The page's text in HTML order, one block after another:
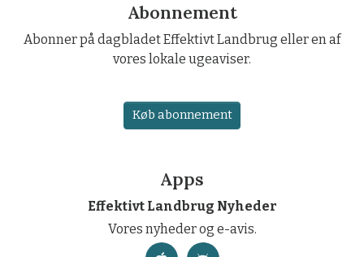
Abonnement
Abonner på dagbladet Effektivt Landbrug eller en af
vores lokale ugeaviser.
Køb abonnement
Apps
Effektivt Landbrug Nyheder
Vores nyheder og e-avis.